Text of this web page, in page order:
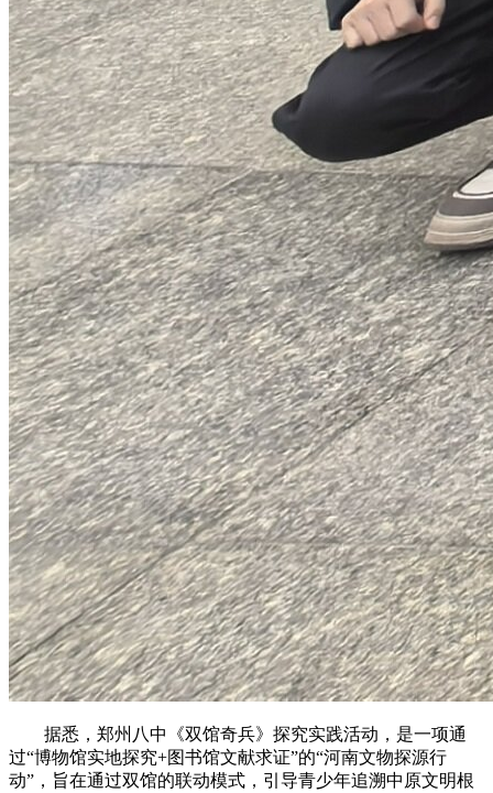
据悉，郑州八中《双馆奇兵》探究实践活动，是一项通
过“博物馆实地探究+图书馆文献求证”的“河南文物探源行
动”，旨在通过双馆的联动模式，引导青少年追溯中原文明根